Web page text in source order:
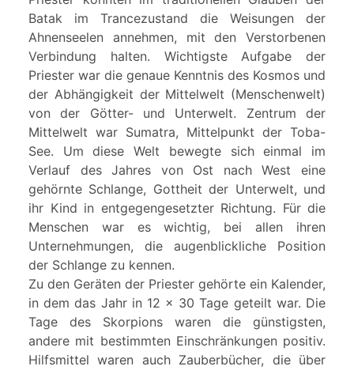
Batak im Trancezustand die Weisungen der
Ahnenseelen annehmen, mit den Verstorbenen
Verbindung halten. Wichtigste Aufgabe der
Priester war die genaue Kenntnis des Kosmos und
der Abhängigkeit der Mittelwelt (Menschenwelt)
von der Götter- und Unterwelt. Zentrum der
Mittelwelt war Sumatra, Mittelpunkt der Toba-
See. Um diese Welt bewegte sich einmal im
Verlauf des Jahres von Ost nach West eine
gehörnte Schlange, Gottheit der Unterwelt, und
ihr Kind in entgegengesetzter Richtung. Für die
Menschen war es wichtig, bei allen ihren
Unternehmungen, die augenblickliche Position
der Schlange zu kennen.
Zu den Geräten der Priester gehörte ein Kalender,
in dem das Jahr in 12 x 30 Tage geteilt war. Die
Tage des Skorpions waren die günstigsten,
andere mit bestimmten Einschränkungen positiv.
Hilfsmittel waren auch Zauberbücher, die über